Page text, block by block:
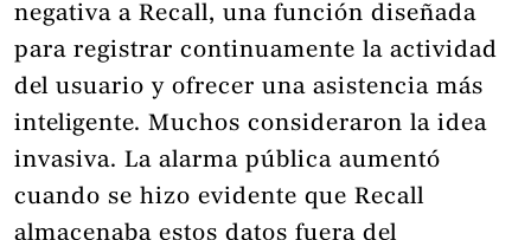
negativa a Recall, una función diseñada
para registrar continuamente la actividad
del usuario y ofrecer una asistencia más
inteligente. Muchos consideraron la idea
invasiva. La alarma pública aumentó
cuando se hizo evidente que Recall
almacenaba estos datos fuera del